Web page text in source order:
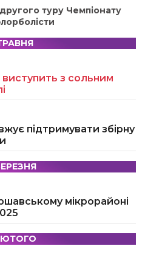
туру Чемпіонату
з сольним
підтримувати збірну
мікрорайоні